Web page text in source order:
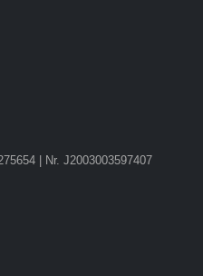
| Nr. J2003003597407